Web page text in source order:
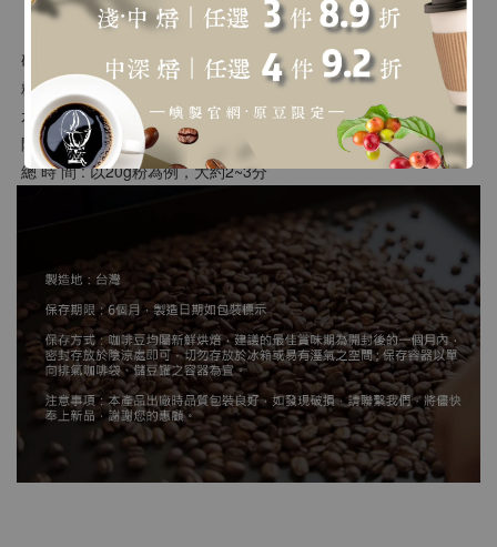
【沖煮建議】
研  磨 : 類似二號砂糖粗細
粉 水 比 : 1:15 ~ 18
水  溫 : 88 ~ 90度
悶蒸時間 : 30秒
總 時 間 : 以20g粉為例，大約2~3分